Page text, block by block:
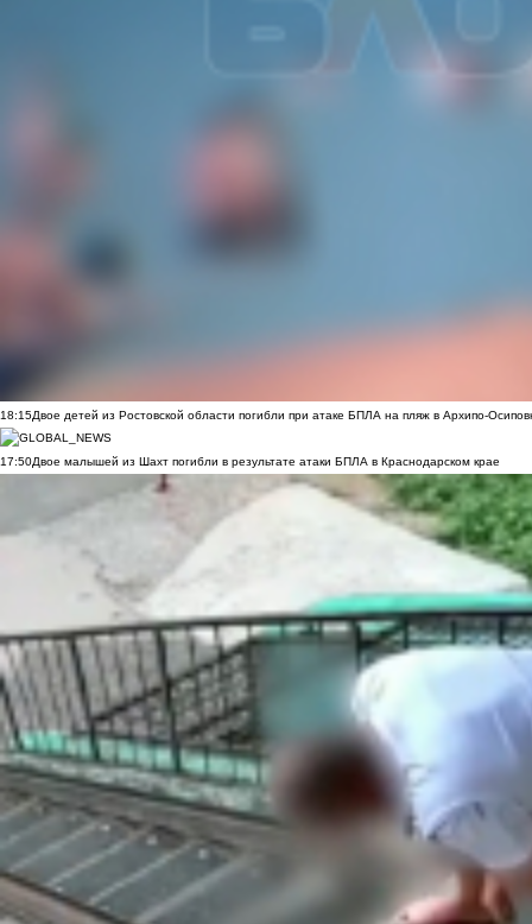
18:15Двое детей из Ростовской области погибли при атаке БПЛА на пляж в Архипо-
17:50Двое малышей из Шахт погибли в результате атаки БПЛА в Краснодарском крае